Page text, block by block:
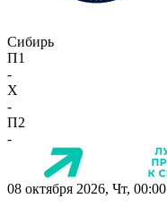
Сибирь
П1
-
X
-
П2
-
08 октября 2026, Чт, 00:00